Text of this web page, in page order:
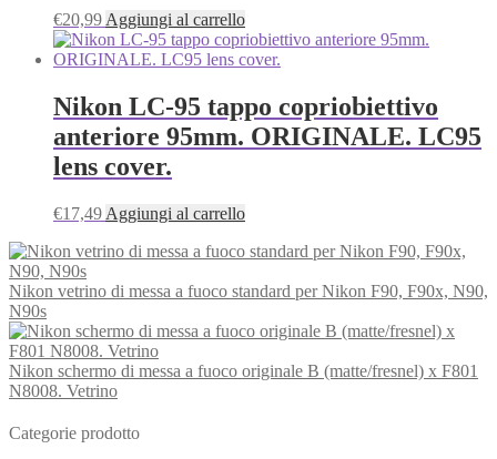
€20,99 Aggiungi al carrello
Nikon LC-95 tappo copriobiettivo
anteriore 95mm. ORIGINALE. LC95
lens cover.
€17,49 Aggiungi al carrello
Nikon vetrino di messa a fuoco standard per Nikon F90, F90x, N90,
N90s
Nikon schermo di messa a fuoco originale B (matte/fresnel) x F801
N8008. Vetrino
Categorie prodotto